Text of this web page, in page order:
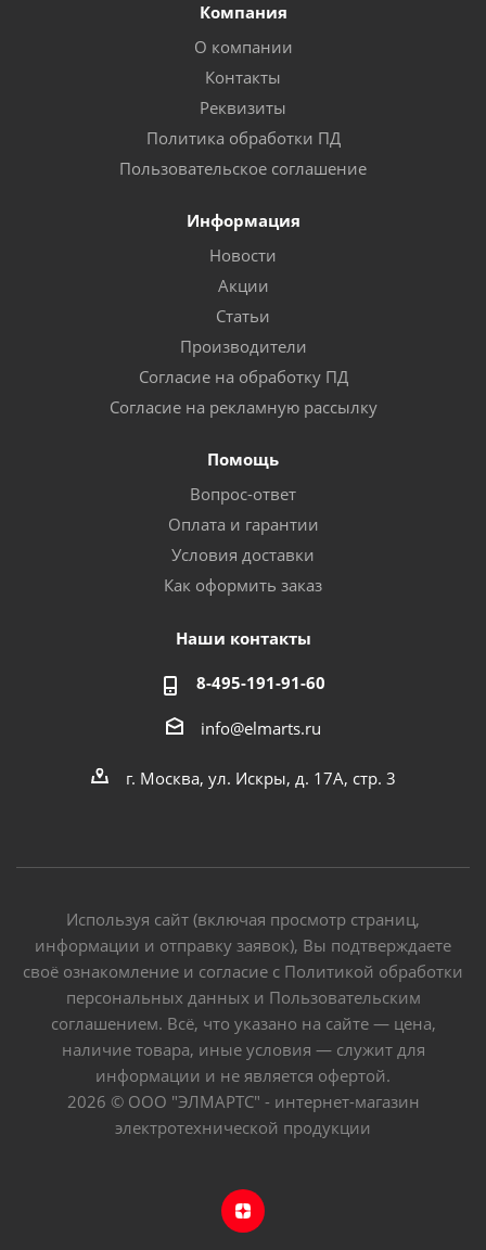
Компания
О компании
Контакты
Реквизиты
Политика обработки ПД
Пользовательское соглашение
Информация
Новости
Акции
Статьи
Производители
Согласие на обработку ПД
Согласие на рекламную рассылку
Помощь
Вопрос-ответ
Оплата и гарантии
Условия доставки
Как оформить заказ
Наши контакты
8-495-191-91-60
info@elmarts.ru
г. Москва, ул. Искры, д. 17А, стр. 3
Используя сайт (включая просмотр страниц,
информации и отправку заявок), Вы подтверждаете
своё ознакомление и согласие с Политикой обработки
персональных данных и Пользовательским
соглашением. Всё, что указано на сайте — цена,
наличие товара, иные условия — служит для
информации и не является офертой.
2026 © ООО "ЭЛМАРТС" - интернет-магазин
электротехнической продукции